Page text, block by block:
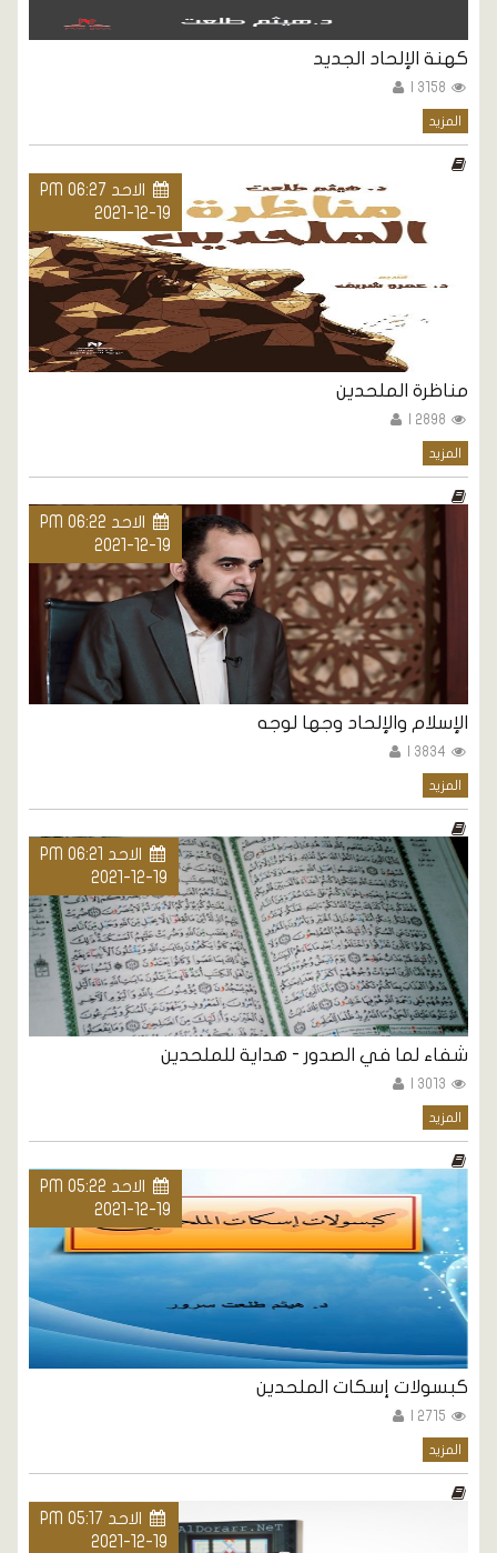
كهنة الإلحاد الجديد
المزيد
الاحد PM 06:27
2021-12-19
مناظرة الملحدين
المزيد
الاحد PM 06:22
2021-12-19
الإسلام والإلحاد وجها لوجه
المزيد
الاحد PM 06:21
2021-12-19
شفاء لما في الصدور - هداية للملحدين
المزيد
الاحد PM 05:22
2021-12-19
كبسولات إسكات الملحدين
المزيد
الاحد PM 05:17
2021-12-19